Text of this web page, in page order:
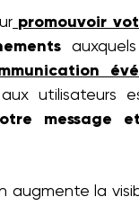
promouvoir
aux utilisateurs
message
augmente la